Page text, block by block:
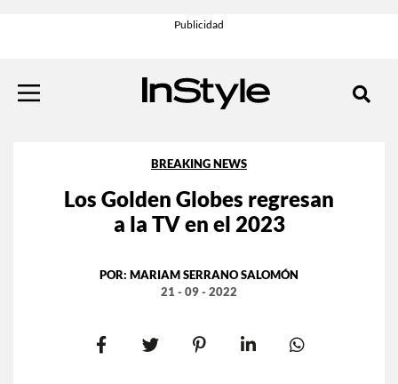
BREAKING NEWS
Los Golden Globes regresan
a la TV en el 2023
POR: MARIAM SERRANO SALOMÓN
21 - 09 - 2022